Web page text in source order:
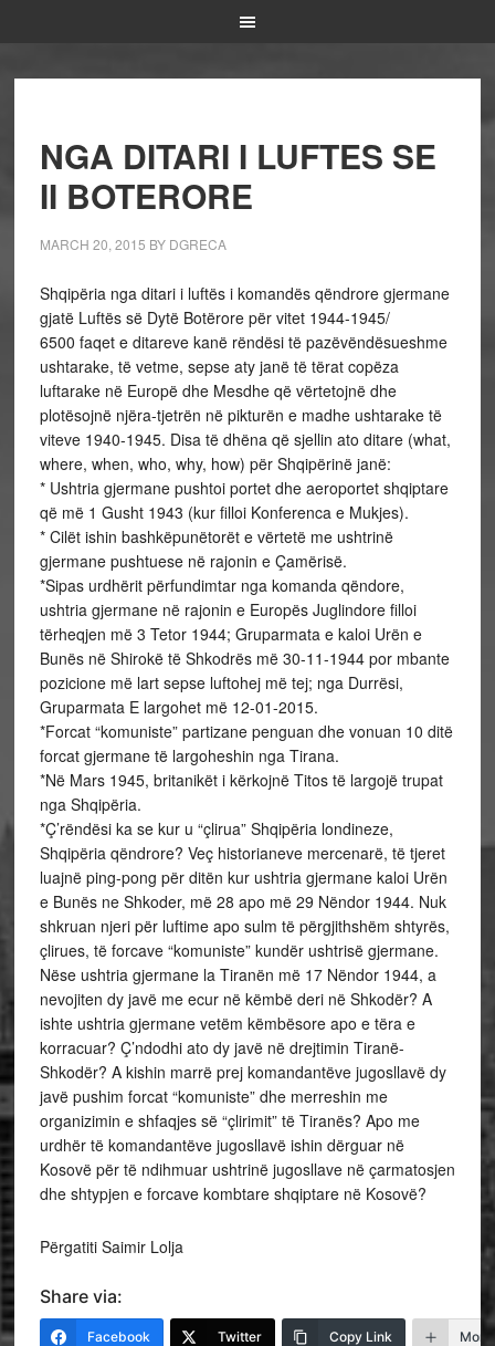
NGA DITARI I LUFTES SE
II BOTERORE
MARCH 20, 2015 BY DGRECA
Shqipëria nga ditari i luftës i komandës qëndrore gjermane
gjatë Luftës së Dytë Botërore për vitet 1944-1945/
6500 faqet e ditareve kanë rëndësi të pazëvëndësueshme
ushtarake, të vetme, sepse aty janë të tërat copëza
luftarake në Europë dhe Mesdhe që vërtetojnë dhe
plotësojnë njëra-tjetrën në pikturën e madhe ushtarake të
viteve 1940-1945. Disa të dhëna që sjellin ato ditare (what,
where, when, who, why, how) për Shqipërinë janë:
* Ushtria gjermane pushtoi portet dhe aeroportet shqiptare
që më 1 Gusht 1943 (kur filloi Konferenca e Mukjes).
* Cilët ishin bashkëpunëtorët e vërtetë me ushtrinë
gjermane pushtuese në rajonin e Çamërisë.
*Sipas urdhërit përfundimtar nga komanda qëndore,
ushtria gjermane në rajonin e Europës Juglindore filloi
tërheqjen më 3 Tetor 1944; Gruparmata e kaloi Urën e
Bunës në Shirokë të Shkodrës më 30-11-1944 por mbante
pozicione më lart sepse luftohej më tej; nga Durrësi,
Gruparmata E largohet më 12-01-2015.
*Forcat “komuniste” partizane penguan dhe vonuan 10 ditë
forcat gjermane të largoheshin nga Tirana.
*Në Mars 1945, britanikët i kërkojnë Titos të largojë trupat
nga Shqipëria.
*Ç’rëndësi ka se kur u “çlirua” Shqipëria londineze,
Shqipëria qëndrore? Veç historianeve mercenarë, të tjeret
luajnë ping-pong për ditën kur ushtria gjermane kaloi Urën
e Bunës ne Shkoder, më 28 apo më 29 Nëndor 1944. Nuk
shkruan njeri për luftime apo sulm të përgjithshëm shtyrës,
çlirues, të forcave “komuniste” kundër ushtrisë gjermane.
Nëse ushtria gjermane la Tiranën më 17 Nëndor 1944, a
nevojiten dy javë me ecur në këmbë deri në Shkodër? A
ishte ushtria gjermane vetëm këmbësore apo e tëra e
korracuar? Ç’ndodhi ato dy javë në drejtimin Tiranë-
Shkodër? A kishin marrë prej komandantëve jugosllavë dy
javë pushim forcat “komuniste” dhe merreshin me
organizimin e shfaqjes së “çlirimit” të Tiranës? Apo me
urdhër të komandantëve jugosllavë ishin dërguar në
Kosovë për të ndihmuar ushtrinë jugosllave në çarmatosjen
dhe shtypjen e forcave kombtare shqiptare në Kosovë?
Përgatiti Saimir Lolja
Share via:
Facebook Twitter Copy Link More